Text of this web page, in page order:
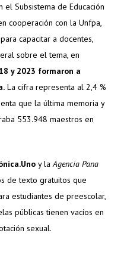
Subsistema de Educación
cooperación con la Unfpa,
capacitar a docentes,
sobre el tema, en
y 2023 formaron a
La cifra representa al 2,4 %
que la última memoria y
553.948 maestros en
y la Agencia Pana
de texto gratuitos que
estudiantes de preescolar,
públicas tienen vacíos en
sexual.